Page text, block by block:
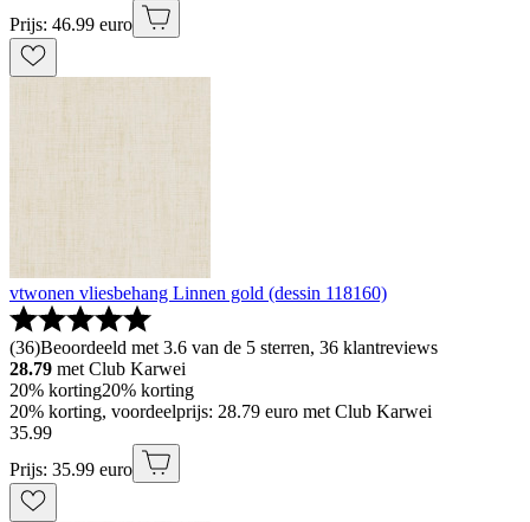
Prijs: 46.99 euro
vtwonen vliesbehang Linnen gold (dessin 118160)
(36)Beoordeeld met 3.6 van de 5 sterren, 36 klantreviews
28.79 met Club Karwei
20% korting20% korting
20% korting, voordeelprijs: 28.79 euro met Club Karwei
35.99
Prijs: 35.99 euro